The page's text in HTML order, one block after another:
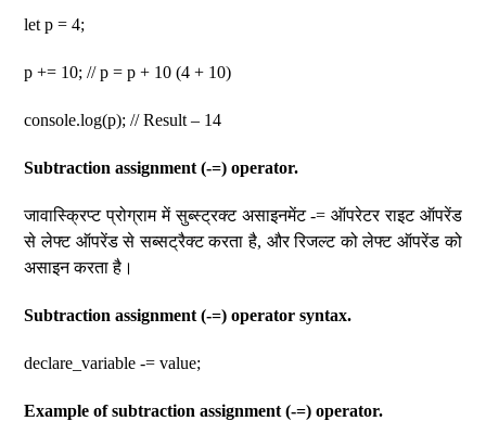
let p = 4;
p += 10; // p = p + 10 (4 + 10)
console.log(p); // Result – 14
Subtraction assignment (-=) operator.
जावास्क्रिप्ट प्रोग्राम में सुब्स्ट्रक्ट असाइनमेंट -= ऑपरेटर राइट ऑपरेंड
से लेफ्ट ऑपरेंड से सब्सट्रैक्ट करता है, और रिजल्ट को लेफ्ट ऑपरेंड को
असाइन करता है।
Subtraction assignment (-=) operator syntax.
declare_variable -= value;
Example of subtraction assignment (-=) operator.